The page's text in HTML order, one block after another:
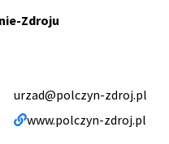
Zdroju
urzad@polczyn-zdroj.pl
www.polczyn-zdroj.pl